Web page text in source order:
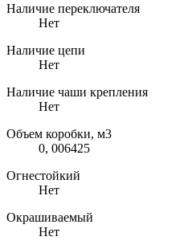
Наличие переключателя
Нет
Наличие цепи
Нет
Наличие чаши крепления
Нет
Объем коробки, м3
0, 006425
Огнестойкий
Нет
Окрашиваемый
Нет